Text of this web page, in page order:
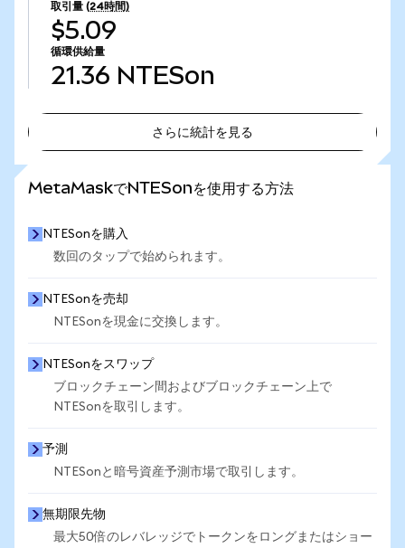
取引量 (24時間)
$5.09
循環供給量
21.36 NTESon
さらに統計を見る
MetaMaskでNTESonを使用する方法
NTESonを購入
数回のタップで始められます。
NTESonを売却
NTESonを現金に交換します。
NTESonをスワップ
ブロックチェーン間およびブロックチェーン上で
NTESonを取引します。
予測
NTESonと暗号資産予測市場で取引します。
無期限先物
最大50倍のレバレッジでトークンをロングまたはショー